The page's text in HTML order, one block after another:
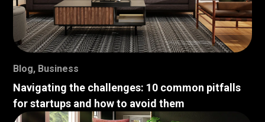
Blog, Business
Navigating the challenges: 10 common pitfalls
for startups and how to avoid them